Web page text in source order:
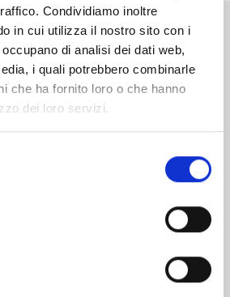
Condividiamo inoltre
in cui utilizza il nostro sito con i
di analisi dei dati web,
i quali potrebbero combinarle
che ha fornito loro o che hanno
dei loro servizi.